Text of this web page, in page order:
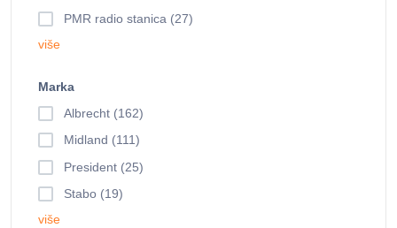
PMR radio stanica (27)
više
Marka
Albrecht (162)
Midland (111)
President (25)
Stabo (19)
više